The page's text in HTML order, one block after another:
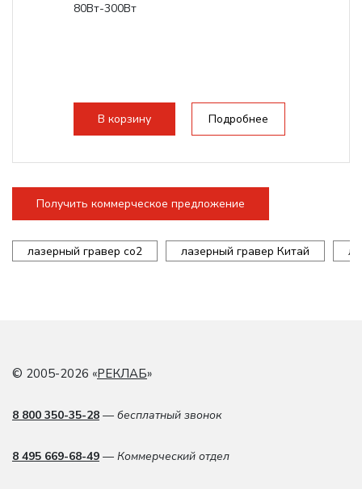
80Вт-300Вт
В корзину Подробнее
Получить коммерческое предложение
лазерный гравер co2 лазерный гравер Китай
© 2005-2026 «РЕКЛАБ»
8 800 350-35-28 — бесплатный звонок
8 495 669-68-49 — Коммерческий отдел